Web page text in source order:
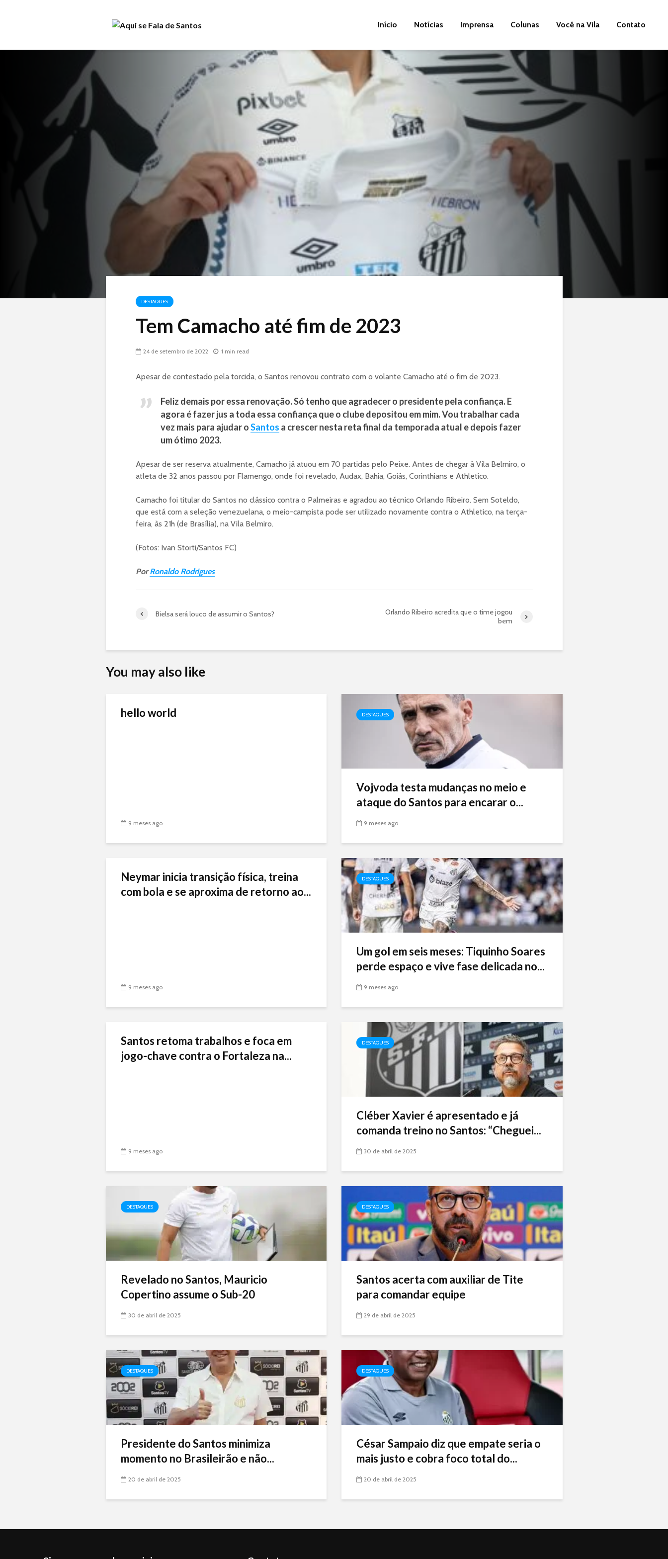
Início Notícias Imprensa Colunas Você na Vila Contato
DESTAQUES
Tem Camacho até fim de 2023
24 de setembro de 2022 1 min read
Apesar de contestado pela torcida, o Santos renovou contrato com o volante Camacho até o fim de 2023.
Feliz demais por essa renovação. Só tenho que agradecer o presidente pela confiança. E
agora é fazer jus a toda essa confiança que o clube depositou em mim. Vou trabalhar cada
vez mais para ajudar oSantos a crescer nesta reta final da temporada atual e depois fazer
um ótimo 2023.
Apesar de ser reserva atualmente, Camacho já atuou em 70 partidas pelo Peixe. Antes de chegar à Vila Belmiro, o
atleta de 32 anos passou por Flamengo, onde foi revelado, Audax, Bahia, Goiás, Corinthians e Athletico.
Camacho foi titular do Santos no clássico contra o Palmeiras e agradou ao técnico Orlando Ribeiro. Sem Soteldo,
que está com a seleção venezuelana, o meio-campista pode ser utilizado novamente contra o Athletico, na terça-
feira, às 21h (de Brasília), na Vila Belmiro.
(Fotos: Ivan Storti/Santos FC)
PorRonaldo Rodrigues
Bielsa será louco de assumir o Santos?
Orlando Ribeiro acredita que o time jogou
bem
You may also like
hello world
9 meses ago
DESTAQUES
Vojvoda testa mudanças no meio e
ataque do Santos para encarar o...
9 meses ago
Neymar inicia transição física, treina
com bola e se aproxima de retorno ao...
9 meses ago
DESTAQUES
Um gol em seis meses: Tiquinho Soares
perde espaço e vive fase delicada no...
9 meses ago
Santos retoma trabalhos e foca em
jogo-chave contra o Fortaleza na...
9 meses ago
DESTAQUES
Cléber Xavier é apresentado e já
comanda treino no Santos: “Cheguei...
30 de abril de 2025
DESTAQUES
Revelado no Santos, Mauricio
Copertino assume o Sub-20
30 de abril de 2025
DESTAQUES
Santos acerta com auxiliar de Tite
para comandar equipe
29 de abril de 2025
DESTAQUES
Presidente do Santos minimiza
momento no Brasileirão e não...
20 de abril de 2025
DESTAQUES
César Sampaio diz que empate seria o
mais justo e cobra foco total do...
20 de abril de 2025